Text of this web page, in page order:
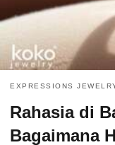
EXPRESSIONS
Rahasia di
Bagaimana